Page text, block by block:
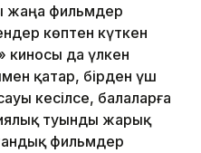
жаңа фильмдер
көптен күткен
киносы да үлкен
қатар, бірден үш
кесілсе, балаларға
туынды жарық
фильмдер